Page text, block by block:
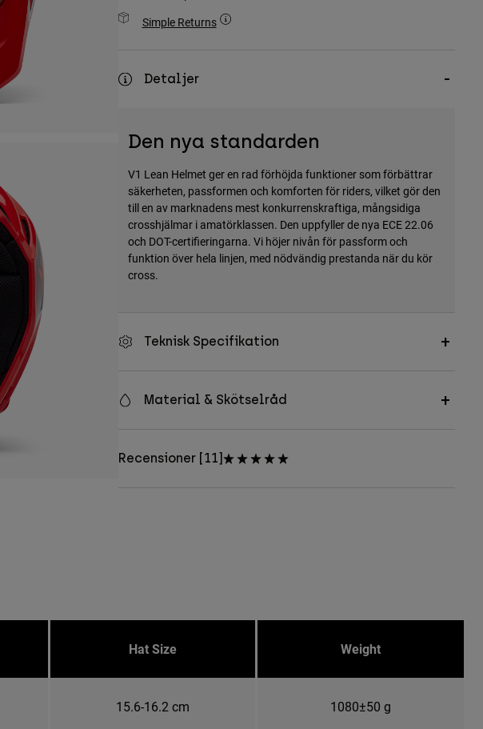
Simple Returns
Detaljer
Den nya standarden
V1 Lean Helmet ger en rad förhöjda funktioner som förbättrar
säkerheten, passformen och komforten för riders, vilket gör den
till en av marknadens mest konkurrenskraftiga, mångsidiga
crosshjälmar i amatörklassen. Den uppfyller de nya ECE 22.06
och DOT-certifieringarna. Vi höjer nivån för passform och
funktion över hela linjen, med nödvändig prestanda när du kör
cross.
Teknisk Specifikation
Material & Skötselråd
Recensioner [11]
Hat Size Weight
15.6-16.2 cm 1080±50 g